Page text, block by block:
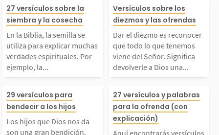
desarrollar e
nosotros mismos: A
Alegría o gozo Pa
s, pero con la
ra, las flores
rillan con el
la Biblia, la semill
se utiliza para expli
muchas verdades
Por ejem
la palabra de Dio
27 versículos sobre la
siembra y la cosecha
En la Biblia, la semilla se
utiliza para explicar muchas
verdades espirituales. Por
ejemplo, la...
Dar el diezmo
nocer que
tenemos viene
or. Significa
e a Dios una
Versículos sobre los
diezmos y las ofrendas
Dar el diezmo es reconocer
que todo lo que tenemos
viene del Señor. Significa
devolverle a Dios una...
hijos que Dios no
da son una gran ben
29 versículos para
bendecir a los hijos
Los hijos que Dios nos da
son una gran bendición.
Aquí
ículos para
27 versículos y palabras
para la ofrenda (con
explicación)